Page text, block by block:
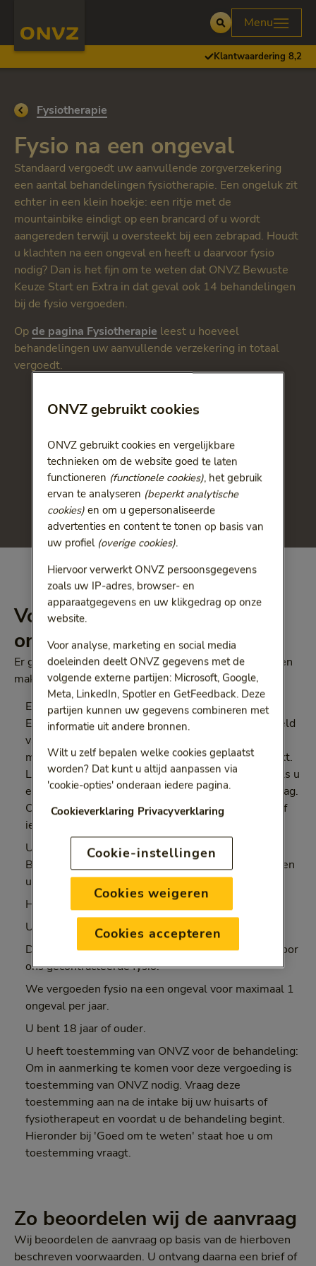
Open
Menu
Klantwaardering 8,2
Ga terug naar
Fysiotherapie
Fysio na een ongeval
Standaard vergoedt uw aanvullende zorgverzekering
een aantal behandelingen fysiotherapie. Een ongeluk zit
echter in een klein hoekje: een ritje met de
mountainbike eindigt op een brancard of u wordt
aangereden terwijl u oversteekt bij een zebrapad. Houdt
u klachten na een ongeval en heeft u daarvoor fysio
nodig? Dan is het fijn om te weten dat ONVZ Bewuste
Keuze Start en Extra in dat geval ook 14 behandelingen
bij de fysio vergoeden.
Opde pagina Fysiotherapie leest u hoeveel
behandelingen uw aanvullende verzekering in totaal
vergoedt.
Voorwaarden fysio na een
ongeval
Er geldt een aantal voorwaarden om gebruik te kunnen
maken van deze vergoeding.
Er was sprake van een ongeval:
Een ongeval is een plotselinge inwerking van geweld
van buitenaf op het lichaam, buiten uw wil, dat
medisch aantoonbaar fysiek letsel heeft veroorzaakt.
Let op: Wij vergoeden geen fysio na een ongeval als u
een sportblessure heeft, bijvoorbeeld een zweepslag.
Of als u rugklachten krijgt na het optillen van iets of
iemand.
U heeft ONVZ Bewuste Keuze Start of ONVZ
Bewuste Keuze Extra afgesloten voor het ongeval en
uw verzekering loopt tijdens de behandeling
Het ongeval is in Nederland gebeurd.
Uw klachten zijn ontstaan door het ongeval.
De behandeling vindt in Nederland plaats bij een door
ons gecontracteerde fysio.
We vergoeden fysio na een ongeval voor maximaal 1
ongeval per jaar.
U bent 18 jaar of ouder.
U heeft toestemming van ONVZ voor de behandeling:
Om in aanmerking te komen voor deze vergoeding is
toestemming van ONVZ nodig. Vraag deze
toestemming aan na de intake bij uw huisarts of
fysiotherapeut en voordat u de behandeling begint.
Hieronder bij 'Goed om te weten' staat hoe u om
toestemming vraagt.
Zo beoordelen wij de aanvraag
Wij beoordelen de aanvraag op basis van de hierboven
beschreven voorwaarden. U ontvang daarna een brief of
ONVZ gebruikt cookies
ONVZ gebruikt cookies en vergelijkbare
technieken om de website goed te laten
functioneren (functionele cookies), het gebruik
ervan te analyseren (beperkt analytische
cookies)en om u gepersonaliseerde
advertenties en content te tonen op basis van
uw profiel (overige cookies).
Hiervoor verwerkt ONVZ persoonsgegevens
zoals uw IP-adres, browser- en
apparaatgegevens en uw klikgedrag op onze
website.
Voor analyse, marketing en social media
doeleinden deelt ONVZ gegevens met de
volgende externe partijen: Microsoft, Google,
Meta, LinkedIn, Spotler en GetFeedback. Deze
partijen kunnen uw gegevens combineren met
informatie uit andere bronnen.
Wilt u zelf bepalen welke cookies geplaatst
worden? Dat kunt u altijd aanpassen via
'cookie-opties' onderaan iedere pagina.
Cookieverklaring Privacyverklaring
Cookie-instellingen
Cookies weigeren
Cookies accepteren